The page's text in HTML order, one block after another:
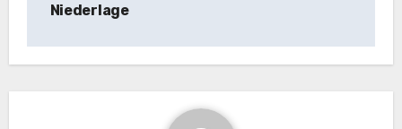
Niederlage